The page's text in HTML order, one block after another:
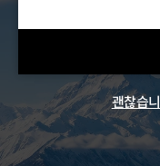
괜찮습